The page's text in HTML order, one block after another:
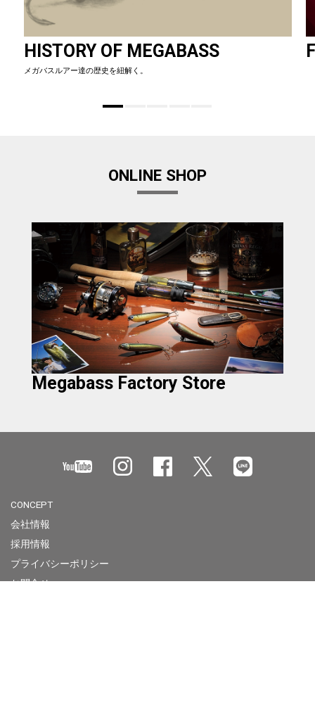
HISTORY OF MEGABASS
メガバスルアー達の歴史を紐解く。
ONLINE SHOP
Megabass Factory Store
CONCEPT
会社情報
採用情報
プライバシーポリシー
お問合せ